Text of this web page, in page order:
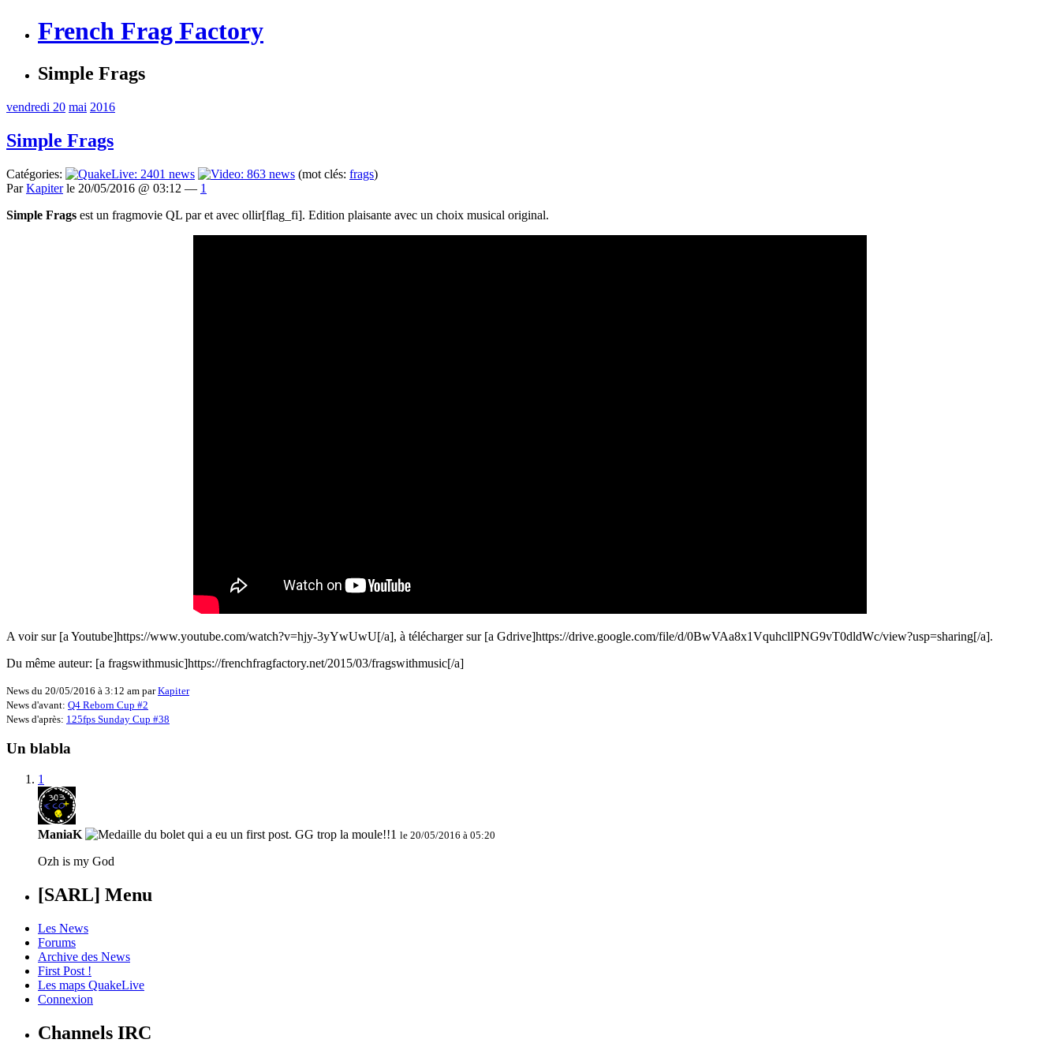
French Frag Factory
Simple Frags
vendredi 20 mai 2016
Simple Frags
Catégories: (mot clés: frags)
ParKapiterle 20/05/2016 @ 03:12 — 1
Simple Frags est un fragmovie QL par et avec ollir[flag_fi]. Edition plaisante avec un choix musical original.
A voir sur [a Youtube]https://www.youtube.com/watch?v=hjy-3yYwUwU[/a], à télécharger sur [a Gdrive]https://drive.google.com/file/d/0BwVAa8x1VquhcllPNG9vT0dldWc/view?usp=sharing[/a].
Du même auteur: [a fragswithmusic]https://frenchfragfactory.net/2015/03/fragswithmusic[/a]
News du 20/05/2016 à 3:12 am parKapiter
News d'avant: Q4 Reborn Cup #2
News d'après: 125fps Sunday Cup #38
Un blabla
1
ManiaK le 20/05/2016 à 05:20
Ozh is my God
[SARL] Menu
Les News
Forums
Archive des News
First Post !
Les maps QuakeLive
Connexion
Channels IRC